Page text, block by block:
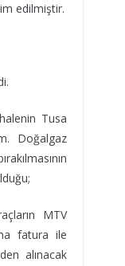
edilmiştir.
Tusa
Doğalgaz
MTV
fatura ile
alınacak